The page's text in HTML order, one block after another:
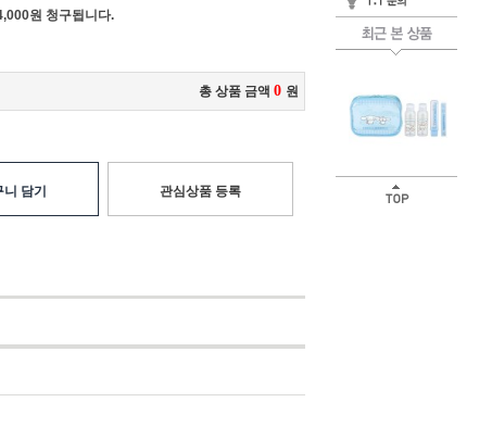
원 청구됩니다.
총 상품 금액 0 원
담기 관심상품 등록